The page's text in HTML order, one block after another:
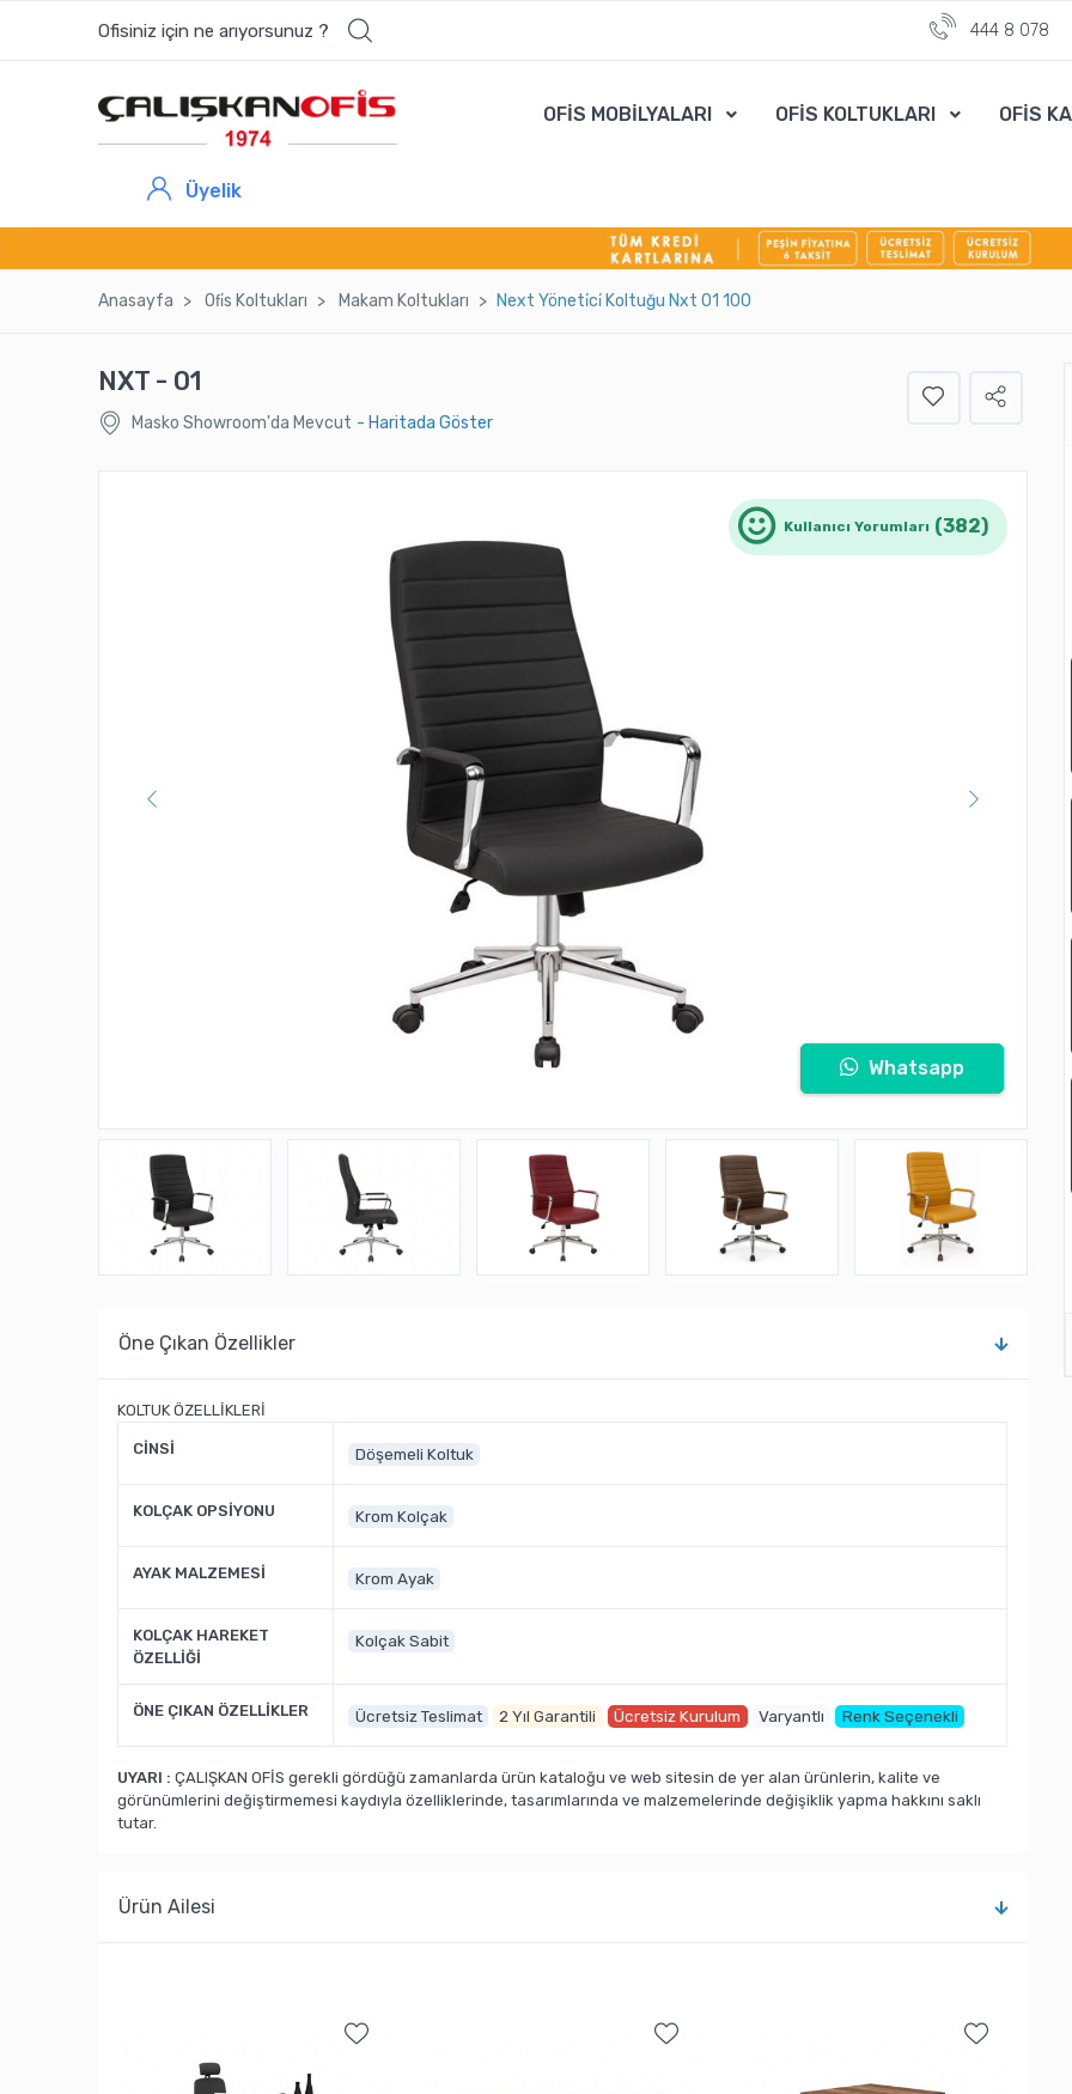
Ofisiniz için ne arıyorsunuz ? 444 8 078
OFİS MOBİLYALARI OFİS KOLTUKLARI OFİS
Üyelik
Anasayfa Ofi̇s Koltukları Makam Koltukları Next Yöneti̇ci̇ Koltuğu Nxt 01 100
NXT - 01
Masko Showroom'da Mevcut - Haritada Göster
Kullanıcı Yorumları (382)
Whatsapp
Öne Çıkan Özellikler
KOLTUK ÖZELLİKLERİ
CİNSİ Döşemeli Koltuk
KOLÇAK OPSİYONU Krom Kolçak
AYAK MALZEMESİ Krom Ayak
KOLÇAK HAREKET
ÖZELLİĞİ
Kolçak Sabit
ÖNE ÇIKAN ÖZELLİKLER Ücretsiz Teslimat 2 Yıl Garantili Ücretsiz Kurulum Varyantlı Renk Seçenekli
UYARI : ÇALIŞKAN OFİS gerekli gördüğü zamanlarda ürün kataloğu ve web sitesin de yer alan ürünlerin, kalite ve
görünümlerini değiştirmemesi kaydıyla özelliklerinde, tasarımlarında ve malzemelerinde değişiklik yapma hakkını saklı
tutar.
Ürün Ailesi